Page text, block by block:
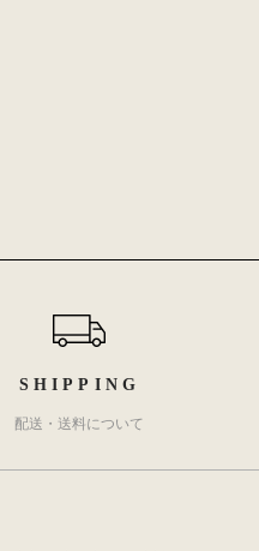
SHIPPING
配送・送料について